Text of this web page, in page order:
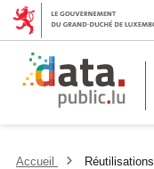
Accueil Réutilisations